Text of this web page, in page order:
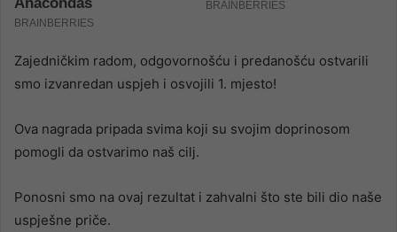
Zajedničkim radom, odgovornošću i predanošću ostvarili
smo izvanredan uspjeh i osvojili 1. mjesto!
Ova nagrada pripada svima koji su svojim doprinosom
pomogli da ostvarimo naš cilj.
Ponosni smo na ovaj rezultat i zahvalni što ste bili dio naše
uspješne priče.